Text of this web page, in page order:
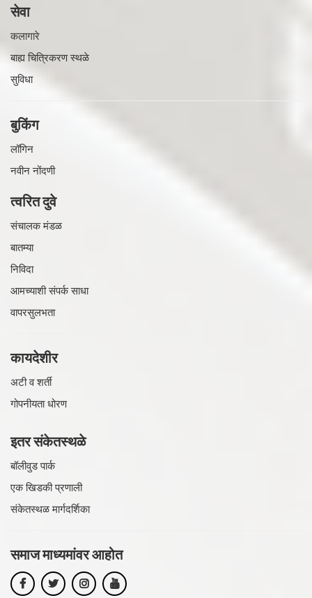
सेवा
कलागारे
बाह्य चित्रिकरण स्थळे
सुविधा
बुकिंग
लॉगिन
नवीन नोंदणी
त्वरित दुवे
संचालक मंडळ
बातम्या
निविदा
आमच्याशी संपर्क साधा
वापरसुलभता
कायदेशीर
अटी व शर्ती
गोपनीयता धोरण
इतर संकेतस्थळे
बॉलीवुड पार्क
एक खिडकी प्रणाली
संकेतस्थळ मार्गदर्शिका
समाज माध्यमांवरआहोत